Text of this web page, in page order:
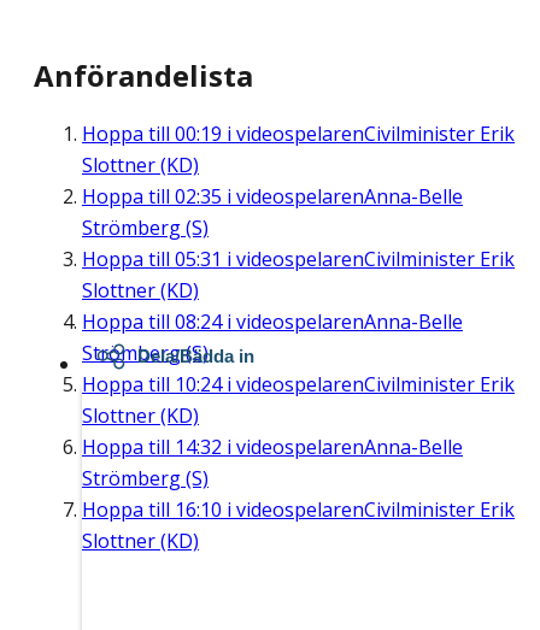
Anförandelista
Hoppa till 00:19 i videospelarenCivilminister Erik
Slottner (KD)
Hoppa till 02:35 i videospelarenAnna-Belle
Strömberg (S)
Hoppa till 05:31 i videospelarenCivilminister Erik
Slottner (KD)
Hoppa till 08:24i videospelarenAnna-Belle
Strömberg (S)
Hoppa till 10:24i videospelarenCivilminister Erik
Slottner (KD)
Hoppa till 14:32 i videospelarenAnna-Belle
Strömberg (S)
Hoppa till 16:10 i videospelarenCivilminister Erik
Slottner (KD)
Dela/Bädda in